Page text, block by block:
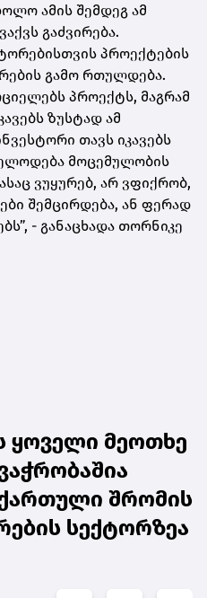
ამის შემდეგ ამ
გაძვირება.
პროექტების
გამო რთულდება.
პროექტს, მაგრამ
ზუსტად ამ
თავს იკავებს
მოცემულობის
ვუყურებ, არ ვფიქრობ,
შემცირდება, ან ფერად
- განაცხადა თორნიკე
ყოველი მეოთხე
შრომის
სექტორზეა